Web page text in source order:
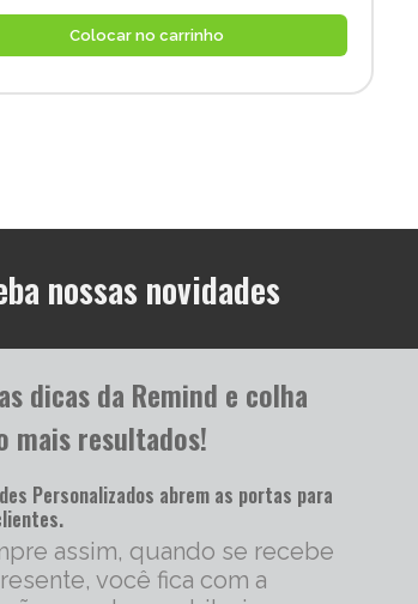
Colocar no carrinho
nossas novidades
dicas da Remind e colha
mais resultados!
Personalizados abrem as portas para
assim, quando se recebe
você fica com a